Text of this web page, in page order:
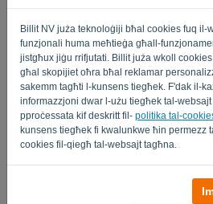
Billit NV juża teknoloġiji bħal cookies fuq il-
funzjonali huma meħtieġa għall-
jistgħux jiġu rrifjutati. Billit juża wkoll
għal skopijiet oħra bħal reklamar
sakemm tagħti l-kunsens tiegħek. F'dak il-
informazzjoni dwar l-użu tiegħek tal-
pproċessata kif deskritt fil- politika tal-
kunsens tiegħek fi kwalunkwe ħin permezz
cookies fil-qiegħ tal-websajt tagħna.
Fakkarni
SINJAL